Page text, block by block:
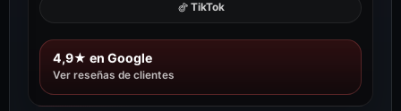
TikTok
4,9★ en Google
Ver reseñas de clientes